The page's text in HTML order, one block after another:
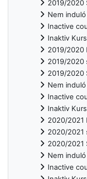
2019/2020
Nem
Inactive
Inaktiv
2019/2020
2019/2020
2019/2020
Nem
Inactive
Inaktiv
2020/2021
2020/2021
2020/2021
Nem
Inactive